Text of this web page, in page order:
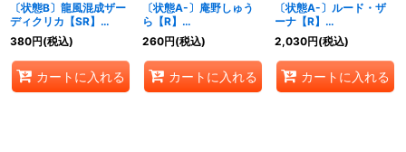
〔状態B〕龍風混成ザー
ディクリカ【SR】
{25SP16/16}《多》
380円(税込)
カートに入れる
〔状態A-〕庵野しゅう
ら【R】
{25SP1TD1/TD5}
《光》
260円(税込)
カートに入れる
〔状態A-〕ルード・ザ
ーナ【R】
{25SP1TD2/TD5}
《水》
2,030円(税込)
カートに入れる